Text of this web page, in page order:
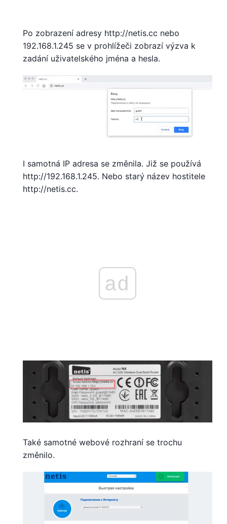
Po zobrazení adresy http://netis.cc nebo
192.168.1.245 se v prohlížeči zobrazí výzva k
zadání uživatelského jména a hesla.
I samotná IP adresa se změnila. Již se používá
http://192.168.1.245. Nebo starý název hostitele
http://netis.cc.
ad
Také samotné webové rozhraní se trochu
změnilo.